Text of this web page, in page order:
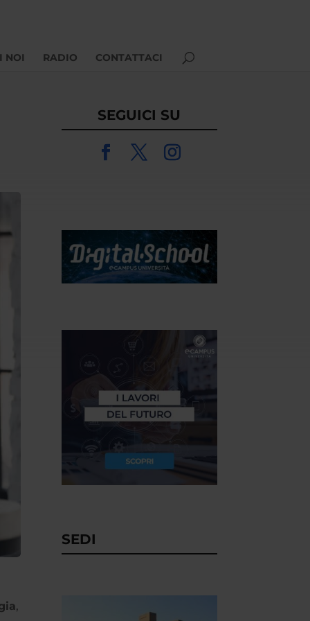
NOI RADIO CONTATTACI
,
SEGUICI SU
SEDI